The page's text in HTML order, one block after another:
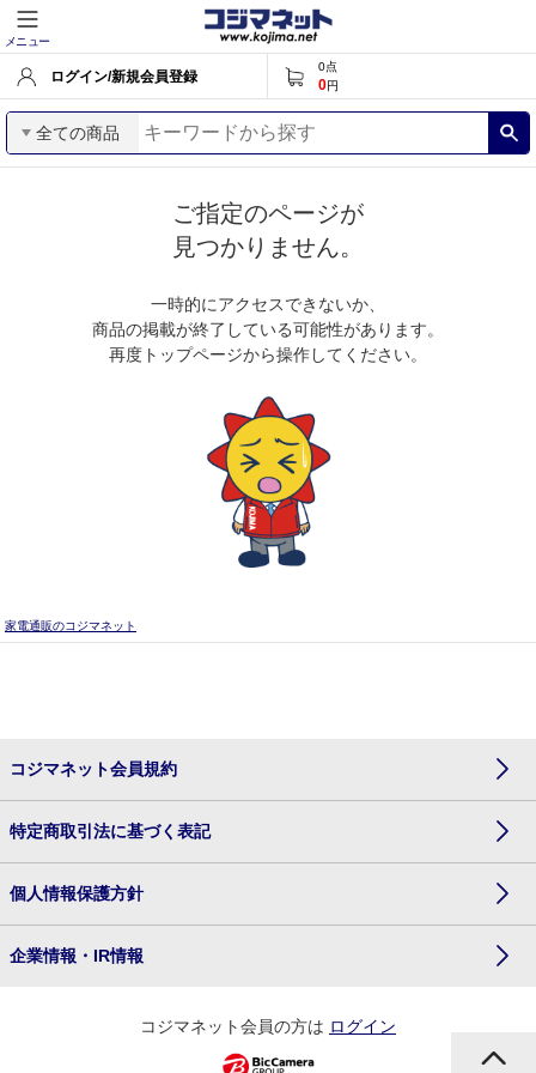
メニュー
ログイン/新規会員登録
0点
0円
全ての商品
ご指定のページが
見つかりません。
一時的にアクセスできないか、
商品の掲載が終了している可能性があります。
再度トップページから操作してください。
家電通販のコジマネット
コジマネット会員規約
特定商取引法に基づく表記
個人情報保護方針
企業情報・IR情報
コジマネット会員の方は ログイン